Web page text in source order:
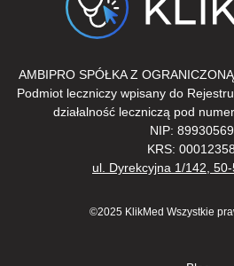
AMBIPRO SPÓŁKA Z
Podmiot leczniczy wpisany do
działalność leczniczą pod
NIP:
KRS:
ul. Dyrekcyjna 1/142, 50-
©2025 KlikMed Wszystkie